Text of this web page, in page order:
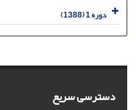
دوره 1 (1388)
دسترسی سریع